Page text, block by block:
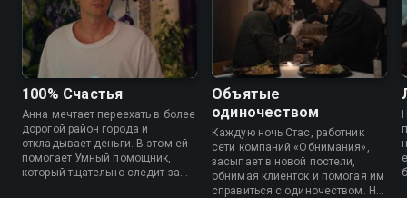
100% Счастья
Анна мечтает переехать в более
дорогой район города и
откладывает деньги. В этом ей
помогает Умный помощник,
который тщательно следит за
Объятые
одиночеством
Каждую ночь Стас, работник
сети компаний «Обнимания»,
засыпает в новой постели,
обнимая клиенток и помогая им
справиться с одиночеством. Но